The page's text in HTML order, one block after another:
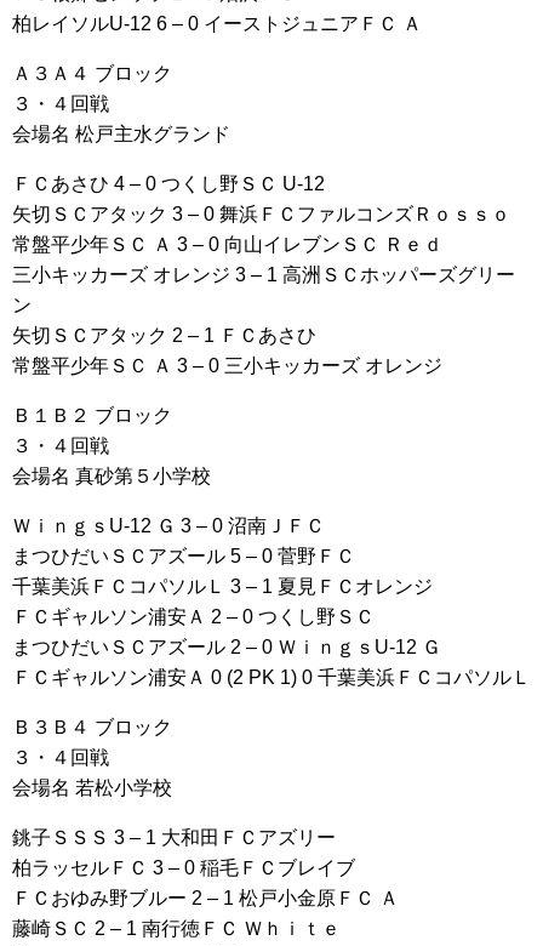
柏レイソルU-12 6 – 0 イーストジュニアＦＣ Ａ
Ａ３Ａ４ ブロック
３・４回戦
会場名 松戸主水グランド
ＦＣあさひ 4 – 0 つくし野ＳＣ U-12
矢切ＳＣアタック 3 – 0 舞浜ＦＣファルコンズＲｏｓｓｏ
常盤平少年ＳＣ Ａ 3 – 0 向山イレブンＳＣ Ｒｅｄ
三小キッカーズ オレンジ 3 – 1 高洲ＳＣホッパーズグリー
ン
矢切ＳＣアタック 2 – 1 ＦＣあさひ
常盤平少年ＳＣ Ａ 3 – 0 三小キッカーズ オレンジ
Ｂ１Ｂ２ ブロック
３・４回戦
会場名 真砂第５小学校
ＷｉｎｇｓU-12 Ｇ 3 – 0 沼南ＪＦＣ
まつひだいＳＣアズール 5 – 0 菅野ＦＣ
千葉美浜ＦＣコパソルＬ 3 – 1 夏見ＦＣオレンジ
ＦＣギャルソン浦安Ａ 2 – 0 つくし野ＳＣ
まつひだいＳＣアズール 2 – 0 ＷｉｎｇｓU-12 Ｇ
ＦＣギャルソン浦安Ａ 0 (2 PK 1) 0 千葉美浜ＦＣコパソルＬ
Ｂ３Ｂ４ ブロック
３・４回戦
会場名 若松小学校
銚子ＳＳＳ 3 – 1 大和田ＦＣアズリー
柏ラッセルＦＣ 3 – 0 稲毛ＦＣブレイブ
ＦＣおゆみ野ブルー 2 – 1 松戸小金原ＦＣ Ａ
藤崎ＳＣ 2 – 1 南行徳ＦＣ Ｗｈｉｔｅ